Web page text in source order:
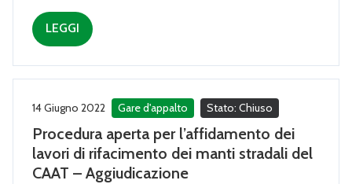
LEGGI
14 Giugno 2022 Gare d'appalto Stato: Chiuso
Procedura aperta per l’affidamento dei
lavori di rifacimento dei manti stradali del
CAAT – Aggiudicazione